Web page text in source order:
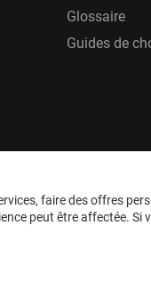
Glossaire
Guides de
faire des offres
peut être affectée. Si